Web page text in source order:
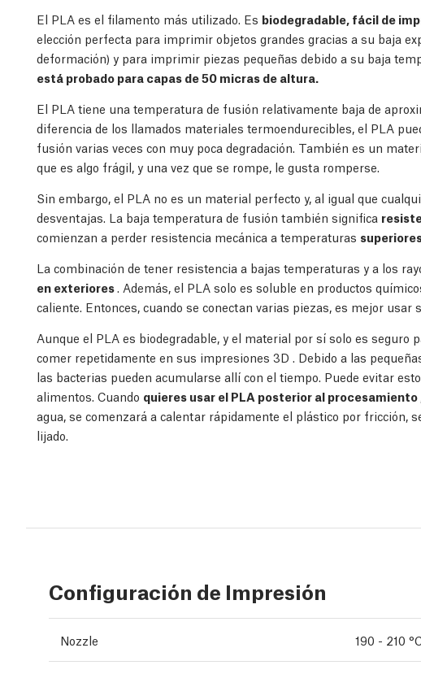
El PLA es el filamento más utilizado. Es biodegradable, fácil de
elección perfecta para imprimir objetos grandes gracias a su baja
deformación) y para imprimir piezas pequeñas debido a su baja
está probado para capas de 50 micras de altura.
El PLA tiene una temperatura de fusión relativamente baja de
diferencia de los llamados materiales termoendurecibles, el PLA
fusión varias veces con muy poca degradación. También es un
que es algo frágil, y una vez que se rompe, le gusta romperse.
Sin embargo, el PLA no es un material perfecto y, al igual que
desventajas. La baja temperatura de fusión también significa
comienzan a perder resistencia mecánica a temperaturas
La combinación de tener resistencia a bajas temperaturas y a los
en exteriores. Además, el PLA solo es soluble en productos
caliente. Entonces, cuando se conectan varias piezas, es mejor usar
Aunque el PLA es biodegradable, y el material por sí solo es seguro
comer repetidamente en sus impresiones 3D . Debido a las
las bacterias pueden acumularse allí con el tiempo. Puede evitar
alimentos. Cuando quieres usar el PLA posterior al procesamiento
agua, se comenzará a calentar rápidamente el plástico por fricción,
lijado.
Configuración de Impresión
Nozzle 190 - 210